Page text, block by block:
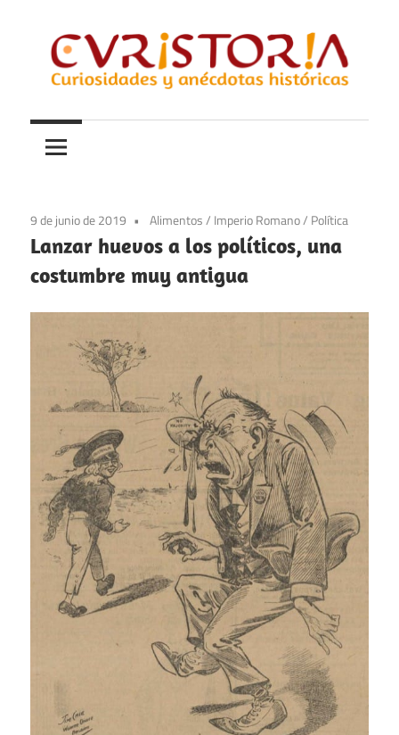
contenido
Curistoria
y
anécdotas
historia
9 de junio de 2019 Alimentos/ Imperio Romano/ Política
Lanzar huevos a los políticos, una
costumbre muy antigua